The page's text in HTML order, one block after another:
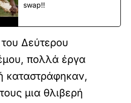
swap!!
Δεύτερου
πολλά έργα
καταστράφηκαν,
μια θλιβερή